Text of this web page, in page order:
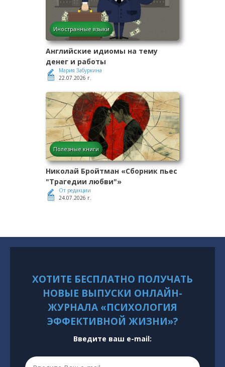
Иностранные языки
Английские идиомы на тему
денег и работы
Мария Забуркина
22.07.2026 г.
Полезные книги
Николай Бройтман «Сборник пьес
"Трагедии любви"»
От редакции
24.07.2026 г.
ХОТИТЕ БЕСПЛАТНО ПОЛУЧАТЬ
НОВЫЕ ВЫПУСКИ ОНЛАЙН-
ЖУРНАЛА «ПСИХОЛОГИЯ
ЭФФЕКТИВНОЙ ЖИЗНИ»?
Введите ваш e-mail: